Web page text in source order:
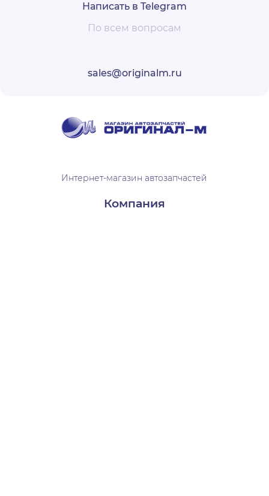
Написать в Telegram
По всем вопросам
sales@originalm.ru
Интернет-магазин автозапчастей
Компания